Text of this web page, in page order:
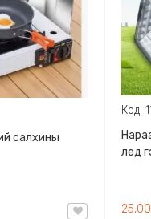
салхины
Код:
лед